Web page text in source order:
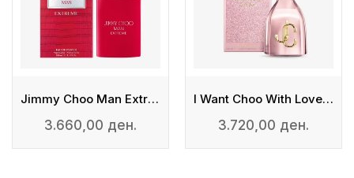
Jimmy Choo Man Extreme - Eau De Parfum
3.660,00 ден.
I Want Choo With Love - Eau De Parfum
3.720,00 ден.